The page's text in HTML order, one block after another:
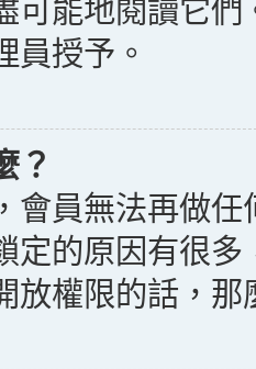
可能地閱讀它
員授予。
？
會員無法再做
定的原因有很
放權限的話，